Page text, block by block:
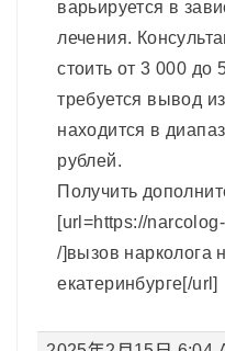
варьируется в
лечения.
стоить от 3 000 до
требуется вывод
находится в
рублей.
Получить
[url=https://
/]вызов нарколога
екатеринбурге[/url]